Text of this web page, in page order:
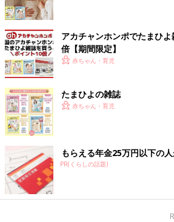
アカチャンホンポでたまひ
倍【期間限定】
赤ちゃん・育児
たまひよの雑誌
赤ちゃん・育児
もらえる年金25万円以下の
PR(くらしの話題)